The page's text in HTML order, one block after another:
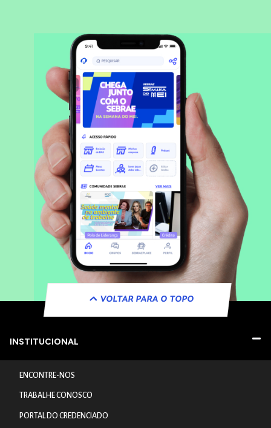
VOLTAR PARA O TOPO
INSTITUCIONAL
ENCONTRE-NOS
TRABALHE CONOSCO
PORTAL DO CREDENCIADO